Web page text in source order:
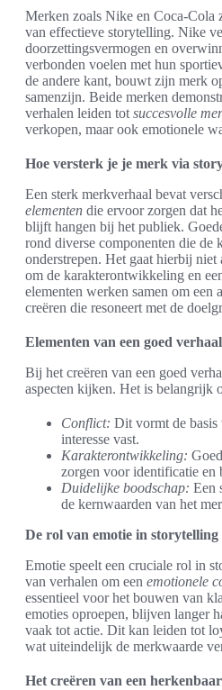
Merken zoals Nike en Coca-Cola
van effectieve storytelling. Nike
doorzettingsvermogen en
verbonden voelen met hun
de andere kant, bouwt zijn merk
samenzijn. Beide merken
verhalen leiden tot succesvolle
verkopen, maar ook emotionele
Hoe versterk je je merk via
Een sterk merkverhaal bevat
elementen die ervoor zorgen dat
blijft hangen bij het publiek.
rond diverse componenten die de
onderstrepen. Het gaat hierbij
om de karakterontwikkeling en
elementen werken samen om een
creëren die resoneert met de
Elementen van een goed verhaal
Bij het creëren van een goed
aspecten kijken. Het is belangrijk
Conflict: Dit vormt de basis
interesse vast.
Karakterontwikkeling:
zorgen voor identificatie en
Duidelijke boodschap: Een
de kernwaarden van het
De rol van emotie in storytelling
Emotie speelt een cruciale rol in
van verhalen om een emotionele
essentieel voor het bouwen van
emoties oproepen, blijven langer
vaak tot actie. Dit kan leiden tot
wat uiteindelijk de merkwaarde
Het creëren van een